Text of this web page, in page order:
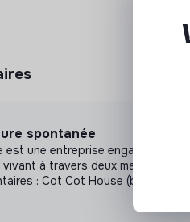
spontanée
est une entreprise engagée qui
vivant à travers deux marques
: Cot Cot House (b2c) et